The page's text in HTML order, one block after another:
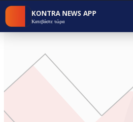
KONTRA NEWS APP
Κατεβάστε τώρα